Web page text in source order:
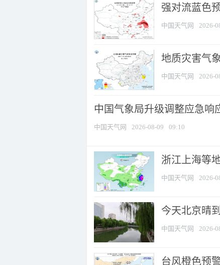
强对流蓝色
中国天气网 2026-
地质灾害气
中国天气网 2026-
中国气象局升级调整应急响
中国天气网 2026-08-09 09:10
浙江上海等
中国天气网 2026-
今天北京晴
中国天气网 2026-
台风橙色预